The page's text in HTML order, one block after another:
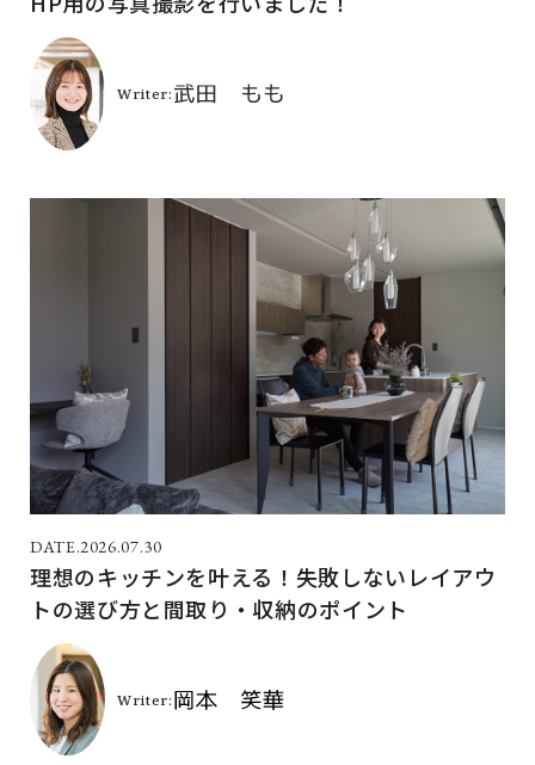
2026.07.30
理想のキッチンを叶える！失敗しないレイアウ
トの選び方と間取り・収納のポイント